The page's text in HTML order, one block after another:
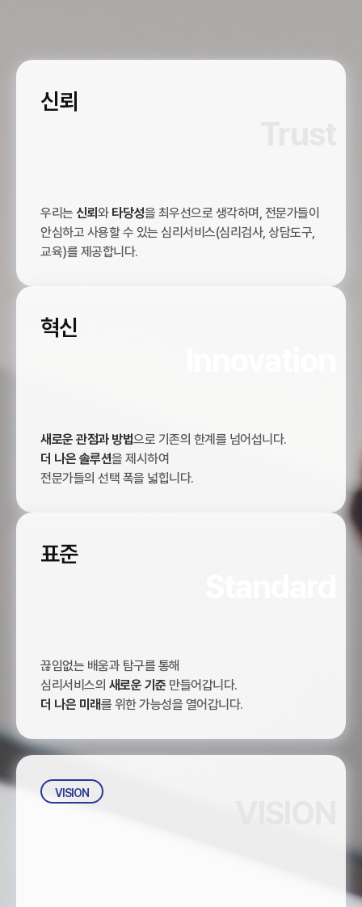
신뢰
우리는 신뢰와 타당성을 최우선으로 생각하며, 전문가들이
안심하고 사용할 수 있는 심리서비스(심리검사, 상담도구,
교육)를 제공합니다.
혁신
새로운 관점과 방법으로 기존의 한계를 넘어섭니다.
더 나은 솔루션을 제시하여
전문가들의 선택 폭을 넓힙니다.
표준
끊임없는 배움과 탐구를 통해
심리서비스의 새로운 기준 만들어갑니다.
더 나은 미래를 위한 가능성을 열어갑니다.
VISION